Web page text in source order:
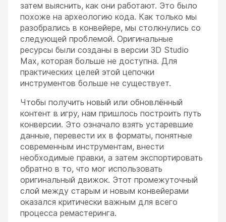
затем выяснить, как они работают. Это было
похоже на археологию кода. Как только мы
разобрались в конвейере, мы столкнулись со
следующей проблемой. Оригинальные
ресурсы были созданы в версии 3D Studio
Max, которая больше не доступна. Для
практических целей этой цепочки
инструментов больше не существует.
Чтобы получить новый или обновлённый
контент в игру, нам пришлось построить путь
конверсии. Это означало взять устаревшие
данные, перевести их в форматы, понятные
современным инструментам, внести
необходимые правки, а затем экспортировать
обратно в то, что мог использовать
оригинальный движок. Этот промежуточный
слой между старым и новым конвейерами
оказался критически важным для всего
процесса ремастеринга.